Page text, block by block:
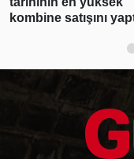
kombine satışını yaptı